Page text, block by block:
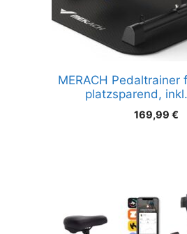
MERACH Pedaltrainer
platzsparend,
169,99 €